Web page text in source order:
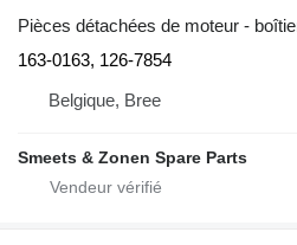
Pièces détachées de moteur -
163-0163, 126-7854
Belgique, Bree
Smeets & Zonen Spare Parts